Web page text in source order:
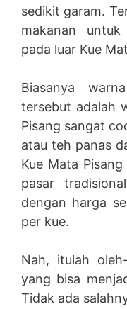
sedikit garam.
makanan
pada luar Kue
Biasanya
tersebut adalah
Pisang sangat
atau teh panas
Kue Mata
pasar
dengan harga
per kue.
Nah, itulah
yang bisa
Tidak ada